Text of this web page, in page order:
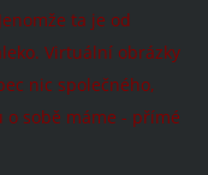
ta je od
Virtuální obrázky
nic společného,
o sobě máme - přímé